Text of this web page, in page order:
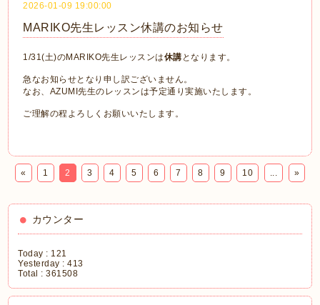
2026-01-09 19:00:00
MARIKO先生レッスン休講のお知らせ
1/31(土)のMARIKO先生レッスンは休講 となります。
急なお知らせとなり申し訳ございません。
なお、AZUMI先生のレッスンは予定通り実施いたします。
ご理解の程よろしくお願いいたします。
« 1 2 3 4 5 6 7 8 9 10 ... »
カウンター
Today : 121
Yesterday :413
Total :361508